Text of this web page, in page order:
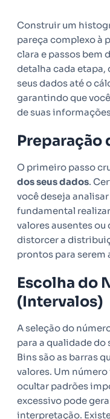
Construir um
pareça complexo à
clara e passos bem
detalha cada etapa,
seus dados até o
garantindo que
de suas
Preparação
O primeiro passo
dos seus dados.
você deseja
fundamental
valores ausentes
distorcer a
prontos para serem
Escolha do
(Intervalos)
A seleção do
para a qualidade
Bins são as barras
valores. Um
ocultar padrões
excessivo pode
interpretação.